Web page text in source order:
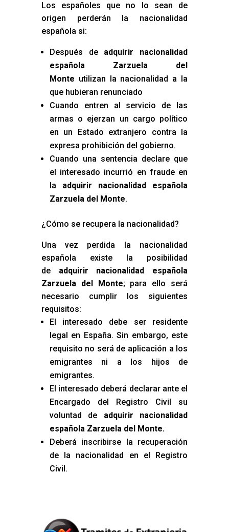
Los españoles que no lo sean de
origen perderán la nacionalidad
española si:
Después de adquirir nacionalidad
española Zarzuela del
Monte utilizan la nacionalidad a la
que hubieran renunciado
Cuando entren al servicio de las
armas o ejerzan un cargo político
en un Estado extranjero contra la
expresa prohibición del gobierno.
Cuando una sentencia declare que
el interesado incurrió en fraude en
la adquirir nacionalidad española
Zarzuela del Monte.
¿Cómo se recupera la nacionalidad?
Una vez perdida la nacionalidad
española existe la posibilidad
de adquirir nacionalidad española
Zarzuela del Monte; para ello será
necesario cumplir los siguientes
requisitos:
El interesado debe ser residente
legal en España. Sin embargo, este
requisito no será de aplicación a los
emigrantes ni a los hijos de
emigrantes.
El interesado deberá declarar ante el
Encargado del Registro Civil su
voluntad de adquirir nacionalidad
española Zarzuela del Monte.
Deberá inscribirse la recuperación
de la nacionalidad en el Registro
Civil.